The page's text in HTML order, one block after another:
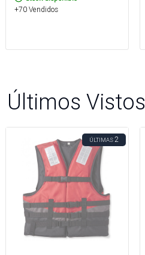
+70 Vendidos
Últimos Vistos
ÚLTIMAS2